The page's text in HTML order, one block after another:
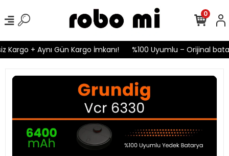
+ Aynı Gün Kargo İmkanı! %100 Uyumlu – Orijinal
0